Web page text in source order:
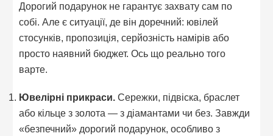
Дорогий подарунок не гарантує захвату сам по
собі. Але є ситуації, де він доречний: ювілей
стосунків, пропозиція, серйозність намірів або
просто наявний бюджет. Ось що реально того
варте.
Ювелірні прикраси. Сережки, підвіска, браслет
або кільце з золота — з діамантами чи без. Завжди
«безпечний» дорогий подарунок, особливо з